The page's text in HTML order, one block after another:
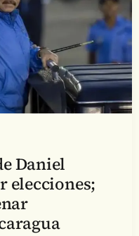
Daniel
elecciones;